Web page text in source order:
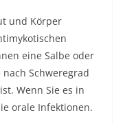
und Körper
eine Salbe oder
Schweregrad
Wenn Sie es in
orale Infektionen.